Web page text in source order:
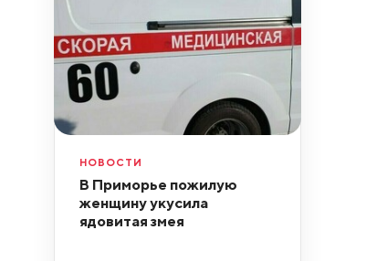
НОВОСТИ
В Приморье пожилую
женщину укусила
ядовитая змея